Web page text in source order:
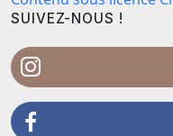
SUIVEZ-NOUS !